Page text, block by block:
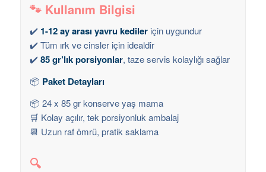
🐾 Kullanım Bilgisi
✔️ 1-12 ay arası yavru kedileriçin uygundur
✔️ Tüm ırk ve cinsler için idealdir
✔️85 gr’lık porsiyonlar, taze servis kolaylığı sağlar
📦 Paket Detayları
📦 24 x 85 gr konserve yaş mama
🛒 Kolay açılır, tek porsiyonluk ambalaj
📆 Uzun raf ömrü, pratik saklama
🔍